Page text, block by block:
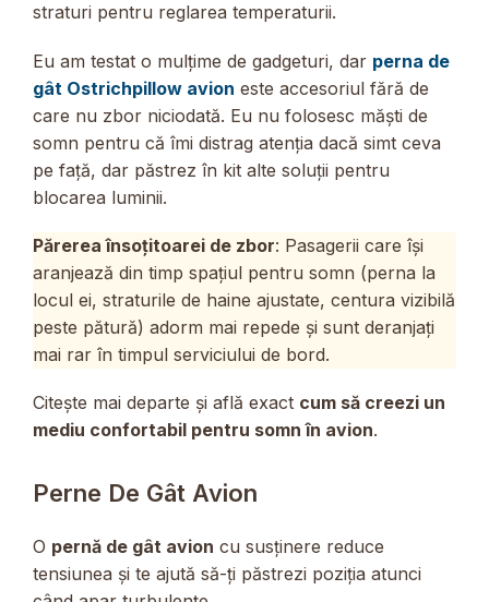
straturi pentru reglarea temperaturii.
Eu am testat o mulțime de gadgeturi, dar perna de
gât Ostrichpillow avion este accesoriul fără de
care nu zbor niciodată. Eu nu folosesc măști de
somn pentru că îmi distrag atenția dacă simt ceva
pe față, dar păstrez în kit alte soluții pentru
blocarea luminii.
Părerea însoțitoarei de zbor: Pasagerii care își
aranjează din timp spațiul pentru somn (perna la
locul ei, straturile de haine ajustate, centura vizibilă
peste pătură) adorm mai repede și sunt deranjați
mai rar în timpul serviciului de bord.
Citește mai departe și află exact cum să creezi un
mediu confortabil pentru somn în avion.
Perne De Gât Avion
O pernă de gât avion cu susținere reduce
tensiunea și te ajută să-ți păstrezi poziția atunci